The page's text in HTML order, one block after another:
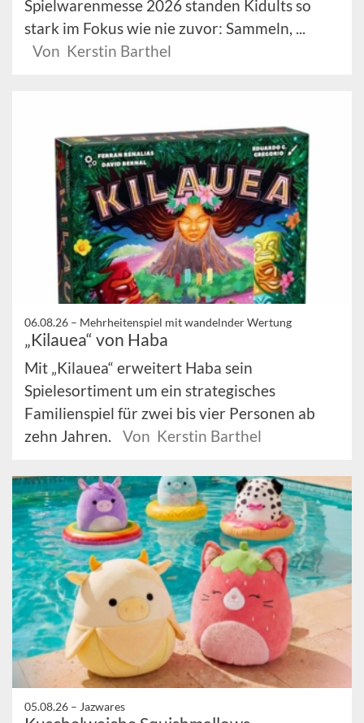
Spielwarenmesse 2026 standen Kidults so
stark im Fokus wie nie zuvor: Sammeln, ...
Von Kerstin Barthel
06.08.26 – Mehrheitenspiel mit wandelnder Wertung
„Kilauea“ von Haba
Mit „Kilauea“ erweitert Haba sein
Spielesortiment um ein strategisches
Familienspiel für zwei bis vier Personen ab
zehn Jahren.
Von Kerstin Barthel
05.08.26 – Jazwares